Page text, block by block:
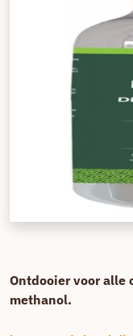
Ontdooier voor alle
methanol.